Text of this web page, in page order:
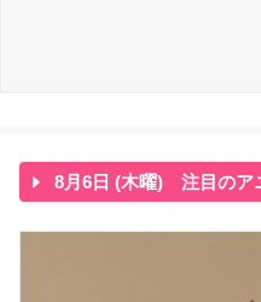
8月6日 (木曜) 注目のア